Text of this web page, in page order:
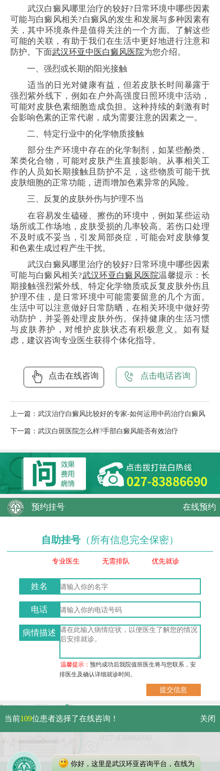
武汉白癜风哪里治疗的较好?日常环境中哪些因素
可能与白癜风相关?白癜风的发生和发展与多种因素有
关，其中环境条件是值得关注的一个方面。了解这些
可能的关联，有助于我们在生活中更好地进行注意和
防护。下面武汉环亚中医白癜风医院为您介绍。
一、强烈或长期的阳光接触
适当的日光对健康有益，但若皮肤长时间暴露于
强烈紫外线下，例如在户外高强度日照环境中活动，
可能对皮肤色素细胞造成负担。这种持续的刺激有时
会影响色素的正常代谢，成为需要注意的因素之一。
二、特定行业中的化学物质接触
部分生产环境中存在的化学制剂，如某些酚类、
苯类化合物，可能对皮肤产生直接影响。从事相关工
作的人员如长期接触且防护不足，这些物质可能干扰
皮肤细胞的正常功能，进而增加色素异常的风险。
三、反复的皮肤外伤与护理不当
在容易发生磕碰、擦伤的环境中，例如某些运动
场所或工作场地，皮肤受损的几率较高。若伤口处理
不及时或不妥当，引发局部炎症，可能会对皮肤修复
和色素生成过程产生干扰。
武汉白癜风哪里治疗的较好?日常环境中哪些因素
可能与白癜风相关?武汉环亚白癜风医院温馨提示：长
期接触强烈紫外线、特定化学物质或反复皮肤外伤且
护理不佳，是日常环境中可能需要留意的几个方面。
生活中可以注意做好日常防晒，在相关环境中做好劳
动防护，并妥善处理皮肤外伤。保持健康的生活习惯
与皮肤养护，对维护皮肤状态有积极意义。如有疑
虑，建议咨询专业医生获得个体化指导。
点击在线咨询 点击电话咨询
上一篇： 武汉治疗白癜风比较好的专家-如何运用中药治疗白癜风
下一篇： 武汉白斑医院怎么样?手部白癜风能否有效治疗
预约挂号 在线预约
自助挂号 （所有信息完全保密）
专业医生 无需排队 优先就诊
姓名
电话
病情描述
温馨提示：预约成功后我院值班医生将与您联系，安
排医生及确认详细就诊时间。
武汉市硚口区解放大道479号
免费电话：
当前109位患者选择了在线咨询！ 关闭
你好，这里是武汉环亚咨询平台，在线为